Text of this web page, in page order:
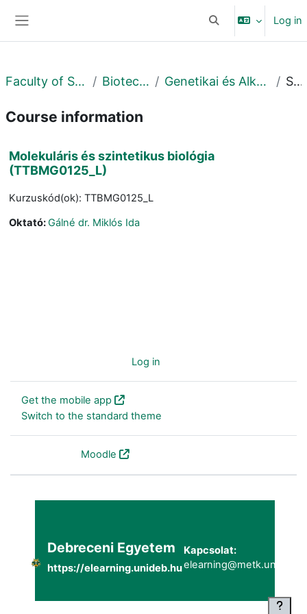
Toggle search input
Log in
Faculty of Science and Technology Biotechnológiai Intézet Genetikai és Alkalmazott Mikrobiológiai Tanszék Summary
Course information
Molekuláris és szintetikus biológia
(TTBMG0125_L)
Kurzuskód(ok): TTBMG0125_L
Oktató:Gálné dr. Miklós Ida
Log in
Get the mobile app
Switch to the standard theme
Moodle
Debreceni Egyetem
https://elearning.unideb.hu
Kapcsolat: